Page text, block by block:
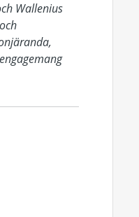
Wallenius